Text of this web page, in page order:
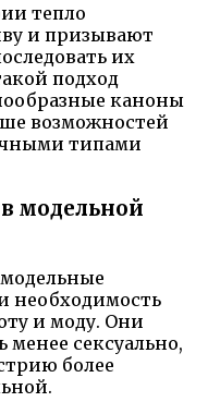
тепло
и призывают
их
подход
каноны
возможностей
типами
модельной
необходимость
и моду. Они
сексуально,
более